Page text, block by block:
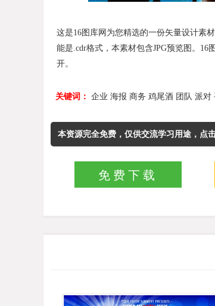
这是16图库网为您精选的一份矢量设计素
能是.cdr格式，本素材包含JPG预览图。16
开。
关键词： 企业 海报 商务 鸡尾酒 团队 派对
本资源完全免费，仅供交流学习用途，点
免费下载